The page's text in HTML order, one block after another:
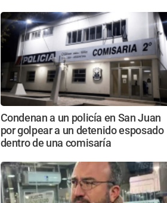
Condenan a un policía en San Juan
por golpear a un detenido esposado
dentro de una comisaría